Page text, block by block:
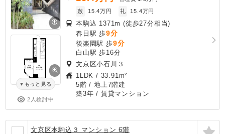
もっと見る
2人検討中
敷
15.4万円 礼 15.4万円
本駒込 1371m (徒歩27分相当)
春日駅 歩9分
後楽園駅 歩9分
白山駅 歩16分
文京区小石川３
1LDK / 33.91m²
5階 / 地上7階建
築3年 / 賃貸マンション
文京区本駒込３ マンション 6階